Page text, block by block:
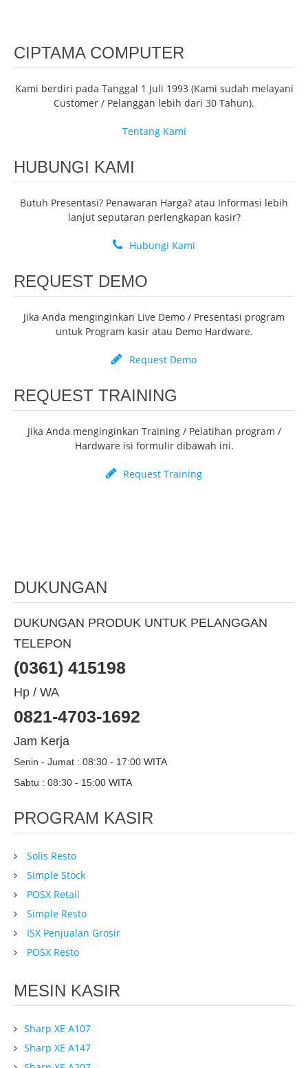
CIPTAMA COMPUTER
Kami berdiri pada Tanggal 1 Juli 1993 (Kami sudah melayani
Customer / Pelanggan lebih dari 30 Tahun).
Tentang Kami
HUBUNGI KAMI
Butuh Presentasi? Penawaran Harga? atau Informasi lebih
lanjut seputaran perlengkapan kasir?
Hubungi Kami
REQUEST DEMO
Jika Anda menginginkan Live Demo / Presentasi program
untuk Program kasir atau Demo Hardware.
Request Demo
REQUEST TRAINING
Jika Anda menginginkan Training / Pelatihan program /
Hardware isi formulir dibawah ini.
Request Training
DUKUNGAN
DUKUNGAN PRODUK UNTUK PELANGGAN
TELEPON
(0361) 415198
Hp / WA
0821-4703-1692
Jam Kerja
Senin - Jumat : 08:30 - 17:00 WITA
Sabtu : 08:30 - 15:00 WITA
PROGRAM KASIR
Solis Resto
Simple Stock
POSX Retail
Simple Resto
ISX Penjualan Grosir
POSX Resto
MESIN KASIR
Sharp XE A107
Sharp XE A147